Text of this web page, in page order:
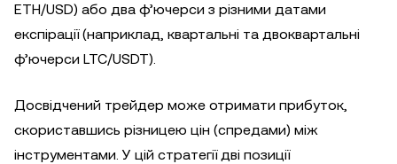
ETH/USD) або два ф’ючерси з різними датами
експірації (наприклад, квартальні та двоквартальні
ф’ючерси LTC/USDT).
Досвідчений трейдер може отримати прибуток,
скориставшись різницею цін (спредами) між
інструментами. У цій стратегії дві позиції